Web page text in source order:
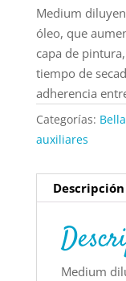
Medium
óleo, que
capa de
tiempo de
adherencia
Categorías:
auxiliares
Descripción
Medium